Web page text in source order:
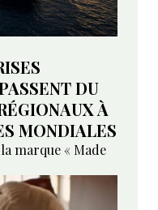
DU
À
MONDIALES
marque « Made